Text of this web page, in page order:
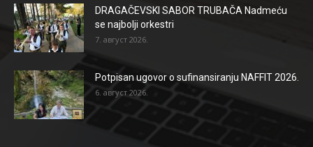
DRAGAČEVSKI SABOR TRUBAČA Nadmeću
se najbolji orkestri
7. август 2026.
Potpisan ugovor o sufinansiranju NAFFIT 2026.
6. август 2026.